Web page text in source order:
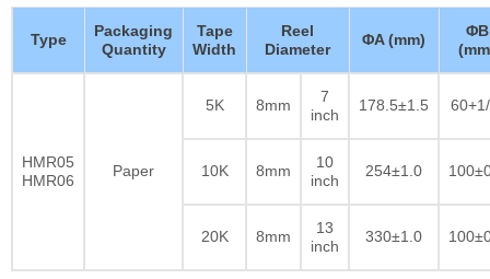
Type
Packaging
Quantity
Tape
Width
Reel
Diameter
ΦA (mm)
ΦB
HMR05
HMR06
Paper
5K 8mm
7
inch
178.5±1.5
10K 8mm
10
inch
254±1.0
20K 8mm
13
inch
330±1.0